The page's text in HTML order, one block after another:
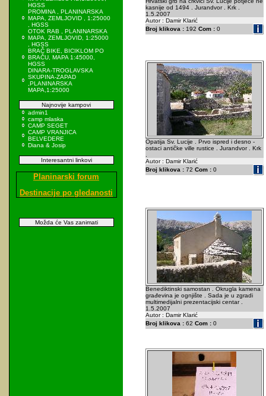
HGSS
PROMINA , PLANINARSKA
MAPA, ZEMLJOVID , 1:25000
, HGSS
OTOK RAB , PLANINARSKA
MAPA, ZEMLJOVID, 1:25000
, HGSS
BRAČ BIKE, BICIKLOM PO
BRAČU, MAPA 1:45000,
HGSS
DINARA-TROGLAVSKA
SKUPINA-ZAPAD
,PLANINARSKA
MAPA,1:25000
Najnovije kampovi
admin1
camp mlaska
CAMP SEGET
CAMP VRANJICA
BELVEDERE
Diana & Josip
Interesantni linkovi
Planinarski forum
Destinacije po gledanosti
Možda će Vas zanimati
kasnije od 1494 . Jurandvor . Krk .
1.5.2007
Autor : Damir Klarić
Broj klikova :192 Com :0
Opatija Sv. Lucije . Prvo ispred i desno -
ostaci antičke ville rustice . Jurandvor . Krk
Autor : Damir Klarić
Broj klikova :72 Com :0
Benediktinski samostan . Okrugla kamena
građevina je ognjište . Sada je u zgradi
multimedijalni prezentacijski centar .
1.5.2007
Autor : Damir Klarić
Broj klikova :62 Com :0